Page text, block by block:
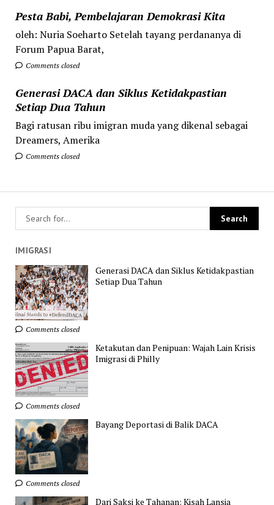
Pesta Babi, Pembelajaran Demokrasi Kita
oleh: Nuria Soeharto Setelah tayang perdananya di
Forum Papua Barat,
Comments closed
Generasi DACA dan Siklus Ketidakpastian
Setiap Dua Tahun
Bagi ratusan ribu imigran muda yang dikenal sebagai
Dreamers, Amerika
Comments closed
IMIGRASI
Generasi DACA dan Siklus Ketidakpastian
Setiap Dua Tahun
Comments closed
Ketakutan dan Penipuan: Wajah Lain Krisis
Imigrasi di Philly
Comments closed
Bayang Deportasi di Balik DACA
Comments closed
Dari Saksi ke Tahanan: Kisah Lansia